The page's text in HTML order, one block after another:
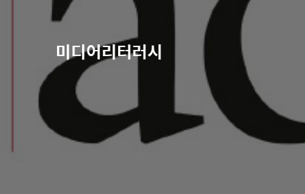
미디어리터러시